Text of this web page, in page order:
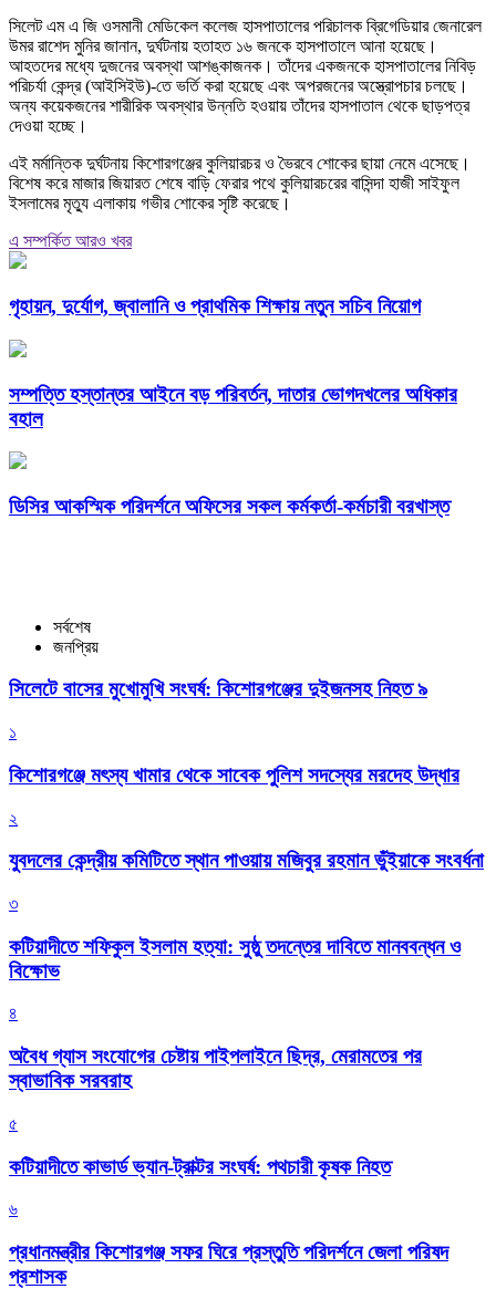
সিলেট এম এ জি ওসমানী মেডিকেল কলেজ হাসপাতালের পরিচালক ব্রিগেডিয়ার জেনারেল
উমর রাশেদ মুনির জানান, দুর্ঘটনায় হতাহত ১৬ জনকে হাসপাতালে আনা হয়েছে।
আহতদের মধ্যে দুজনের অবস্থা আশঙ্কাজনক। তাঁদের একজনকে হাসপাতালের নিবিড়
পরিচর্যা কেন্দ্র (আইসিইউ)-তে ভর্তি করা হয়েছে এবং অপরজনের অস্ত্রোপচার চলছে।
অন্য কয়েকজনের শারীরিক অবস্থার উন্নতি হওয়ায় তাঁদের হাসপাতাল থেকে ছাড়পত্র
দেওয়া হচ্ছে।
এই মর্মান্তিক দুর্ঘটনায় কিশোরগঞ্জের কুলিয়ারচর ও ভৈরবে শোকের ছায়া নেমে এসেছে।
বিশেষ করে মাজার জিয়ারত শেষে বাড়ি ফেরার পথে কুলিয়ারচরের বাসিন্দা হাজী সাইফুল
ইসলামের মৃত্যু এলাকায় গভীর শোকের সৃষ্টি করেছে।
এ সম্পর্কিত আরও খবর
গৃহায়ন, দুর্যোগ, জ্বালানি ও প্রাথমিক শিক্ষায় নতুন সচিব নিয়োগ
সম্পত্তি হস্তান্তর আইনে বড় পরিবর্তন, দাতার ভোগদখলের অধিকার
বহাল
ডিসির আকস্মিক পরিদর্শনে অফিসের সকল কর্মকর্তা-কর্মচারী বরখাস্ত
সর্বশেষ
জনপ্রিয়
সিলেটে বাসের মুখোমুখি সংঘর্ষ: কিশোরগঞ্জের দুইজনসহ নিহত ৯
১
কিশোরগঞ্জে মৎস্য খামার থেকে সাবেক পুলিশ সদস্যের মরদেহ উদ্ধার
২
যুবদলের কেন্দ্রীয় কমিটিতে স্থান পাওয়ায় মজিবুর রহমান ভুঁইয়াকে সংবর্ধনা
৩
কটিয়াদীতে শফিকুল ইসলাম হত্যা: সুষ্ঠু তদন্তের দাবিতে মানববন্ধন ও
বিক্ষোভ
৪
অবৈধ গ্যাস সংযোগের চেষ্টায় পাইপলাইনে ছিদ্র, মেরামতের পর
স্বাভাবিক সরবরাহ
৫
কটিয়াদীতে কাভার্ড ভ্যান-ট্রাক্টর সংঘর্ষ: পথচারী কৃষক নিহত
৬
প্রধানমন্ত্রীর কিশোরগঞ্জ সফর ঘিরে প্রস্তুতি পরিদর্শনে জেলা পরিষদ
প্রশাসক